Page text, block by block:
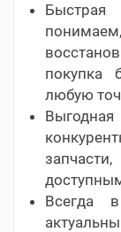
покупка
любую
Всегда